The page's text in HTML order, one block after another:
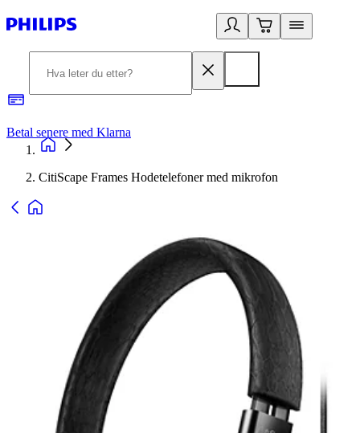
Betal senere med Klarna
CitiScape Frames Hodetelefoner med mikrofon